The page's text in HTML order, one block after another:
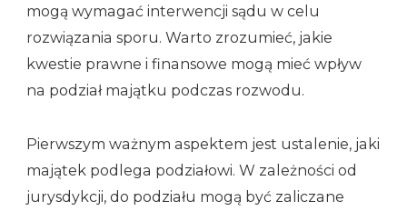
mogą wymagać interwencji sądu w celu
rozwiązania sporu. Warto zrozumieć, jakie
kwestie prawne i finansowe mogą mieć wpływ
na podział majątku podczas rozwodu.
Pierwszym ważnym aspektem jest ustalenie, jaki
majątek podlega podziałowi. W zależności od
jurysdykcji, do podziału mogą być zaliczane